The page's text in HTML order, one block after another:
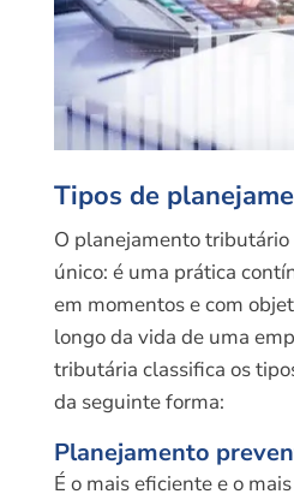
Tipos de
O planejamento
único: é uma prática
em momentos e com
longo da vida de uma
tributária classifica os
da seguinte forma:
Planejamento
É o mais eficiente e o